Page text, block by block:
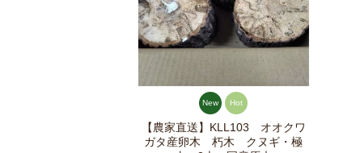
New Hot
【農家直送】KLL103 オオクワ
ガタ産卵木 朽木 クヌギ・極